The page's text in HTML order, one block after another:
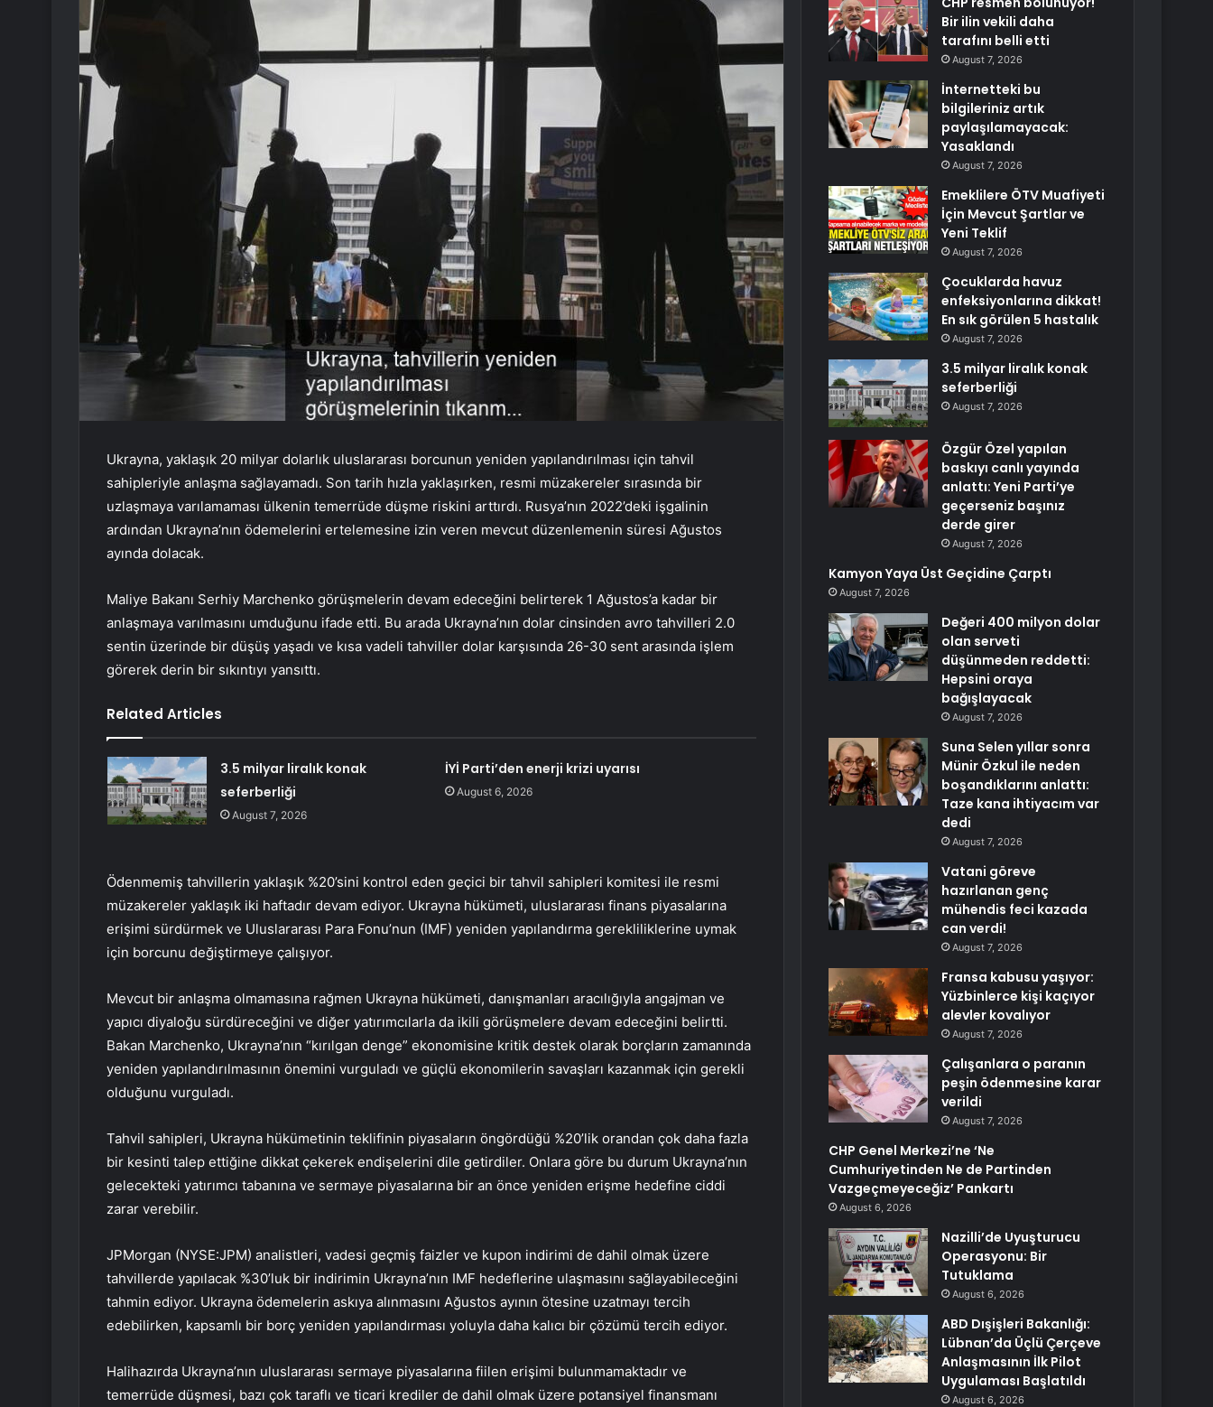
Ukrayna, yaklaşık 20 milyar dolarlık uluslararası borcunun yeniden yapılandırılması için tahvil
sahipleriyle anlaşma sağlayamadı. Son tarih hızla yaklaşırken, resmi müzakereler sırasında bir
uzlaşmaya varılamaması ülkenin temerrüde düşme riskini arttırdı. Rusya’nın 2022’deki işgalinin
ardından Ukrayna’nın ödemelerini ertelemesine izin veren mevcut düzenlemenin süresi Ağustos
ayında dolacak.
Maliye Bakanı Serhiy Marchenko görüşmelerin devam edeceğini belirterek 1 Ağustos’a kadar bir
anlaşmaya varılmasını umduğunu ifade etti. Bu arada Ukrayna’nın dolar cinsinden avro tahvilleri 2.0
sentin üzerinde bir düşüş yaşadı ve kısa vadeli tahviller dolar karşısında 26-30 sent arasında işlem
görerek derin bir sıkıntıyı yansıttı.
Related Articles
3.5 milyar liralık konak
seferberliği
August 7, 2026
İYİ Parti’den enerji krizi uyarısı
August 6, 2026
Ödenmemiş tahvillerin yaklaşık %20’sini kontrol eden geçici bir tahvil sahipleri komitesi ile resmi
müzakereler yaklaşık iki haftadır devam ediyor. Ukrayna hükümeti, uluslararası finans piyasalarına
erişimi sürdürmek ve Uluslararası Para Fonu’nun (IMF) yeniden yapılandırma gerekliliklerine uymak
için borcunu değiştirmeye çalışıyor.
Mevcut bir anlaşma olmamasına rağmen Ukrayna hükümeti, danışmanları aracılığıyla angajman ve
yapıcı diyaloğu sürdüreceğini ve diğer yatırımcılarla da ikili görüşmelere devam edeceğini belirtti.
Bakan Marchenko, Ukrayna’nın “kırılgan denge” ekonomisine kritik destek olarak borçların zamanında
yeniden yapılandırılmasının önemini vurguladı ve güçlü ekonomilerin savaşları kazanmak için gerekli
olduğunu vurguladı.
Tahvil sahipleri, Ukrayna hükümetinin teklifinin piyasaların öngördüğü %20’lik orandan çok daha fazla
bir kesinti talep ettiğine dikkat çekerek endişelerini dile getirdiler. Onlara göre bu durum Ukrayna’nın
gelecekteki yatırımcı tabanına ve sermaye piyasalarına bir an önce yeniden erişme hedefine ciddi
zarar verebilir.
JPMorgan (NYSE:JPM) analistleri, vadesi geçmiş faizler ve kupon indirimi de dahil olmak üzere
tahvillerde yapılacak %30’luk bir indirimin Ukrayna’nın IMF hedeflerine ulaşmasını sağlayabileceğini
tahmin ediyor. Ukrayna ödemelerin askıya alınmasını Ağustos ayının ötesine uzatmayı tercih
edebilirken, kapsamlı bir borç yeniden yapılandırması yoluyla daha kalıcı bir çözümü tercih ediyor.
Halihazırda Ukrayna’nın uluslararası sermaye piyasalarına fiilen erişimi bulunmamaktadır ve
temerrüde düşmesi, bazı çok taraflı ve ticari krediler de dahil olmak üzere potansiyel finansmanı
Bir ilin vekili daha
tarafını belli etti
August 7, 2026
İnternetteki bu
bilgileriniz artık
paylaşılamayacak:
Yasaklandı
August 7, 2026
Emeklilere ÖTV Muafiyeti
İçin Mevcut Şartlar ve
Yeni Teklif
August 7, 2026
Çocuklarda havuz
enfeksiyonlarına dikkat!
En sık görülen 5 hastalık
August 7, 2026
3.5 milyar liralık konak
seferberliği
August 7, 2026
Özgür Özel yapılan
baskıyı canlı yayında
anlattı: Yeni Parti’ye
geçerseniz başınız
derde girer
August 7, 2026
Kamyon Yaya Üst Geçidine Çarptı
August 7, 2026
Değeri 400 milyon dolar
olan serveti
düşünmeden reddetti:
Hepsini oraya
bağışlayacak
August 7, 2026
Suna Selen yıllar sonra
Münir Özkul ile neden
boşandıklarını anlattı:
Taze kana ihtiyacım var
dedi
August 7, 2026
Vatani göreve
hazırlanan genç
mühendis feci kazada
can verdi!
August 7, 2026
Fransa kabusu yaşıyor:
Yüzbinlerce kişi kaçıyor
alevler kovalıyor
August 7, 2026
Çalışanlara o paranın
peşin ödenmesine karar
verildi
August 7, 2026
CHP Genel Merkezi’ne ‘Ne
Cumhuriyetinden Ne de Partinden
Vazgeçmeyeceğiz’ Pankartı
August 6, 2026
Nazilli’de Uyuşturucu
Operasyonu: Bir
Tutuklama
August 6, 2026
ABD Dışişleri Bakanlığı:
Lübnan’da Üçlü Çerçeve
Anlaşmasının İlk Pilot
Uygulaması Başlatıldı
August 6, 2026